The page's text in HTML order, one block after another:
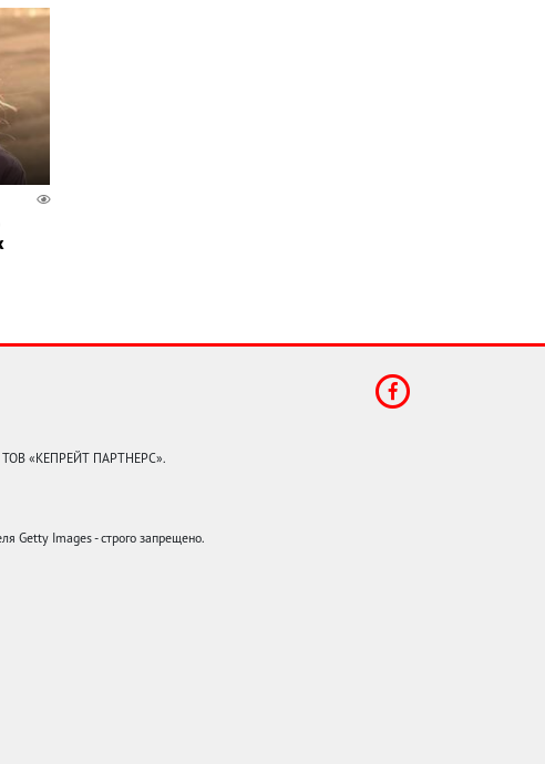
ТОВ «КЕПРЕЙТ ПАРТНЕРС».
Getty Images - строго запрещено.